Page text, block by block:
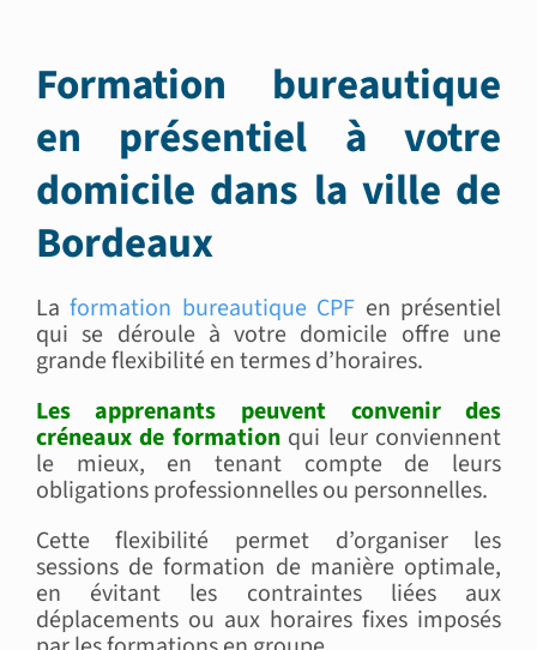
Formation bureautique
en présentiel à votre
domicile dans la ville de
Bordeaux
Laformation bureautique CPF en présentiel
qui se déroule à votre domicile offre une
grande flexibilité en termes d’horaires.
Les apprenants peuvent convenir des
créneaux de formationqui leur conviennent
le mieux, en tenant compte de leurs
obligations professionnelles ou personnelles.
Cette flexibilité permet d’organiser les
sessions de formation de manière optimale,
en évitant les contraintes liées aux
déplacements ou aux horaires fixes imposés